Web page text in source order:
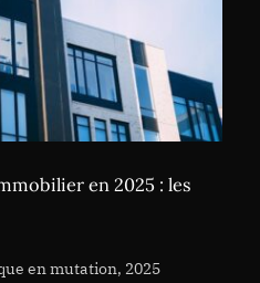
en 2025 : les
en mutation, 2025